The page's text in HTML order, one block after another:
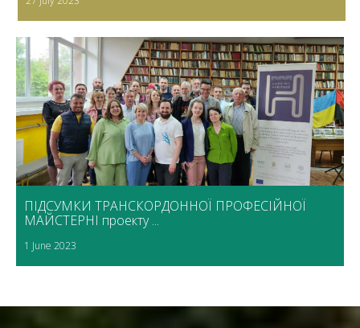
ПІДСУМКИ ТРАНСКОРДОННОЇ ПРОФЕСІЙНОЇ
МАЙСТЕРНІ проекту ...
1 June 2023